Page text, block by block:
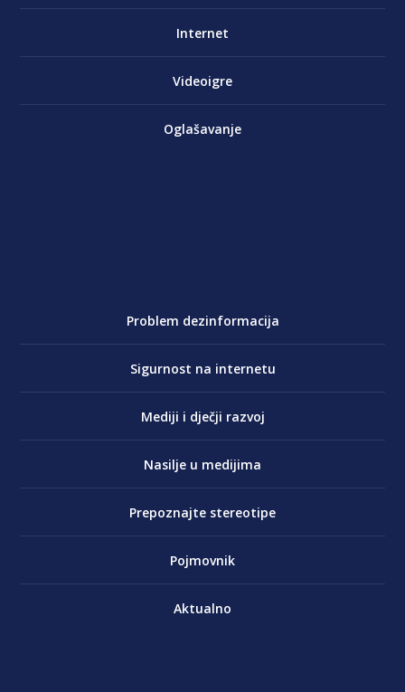
Internet
Videoigre
Oglašavanje
Problem dezinformacija
Sigurnost na internetu
Mediji i dječji razvoj
Nasilje u medijima
Prepoznajte stereotipe
Pojmovnik
Aktualno